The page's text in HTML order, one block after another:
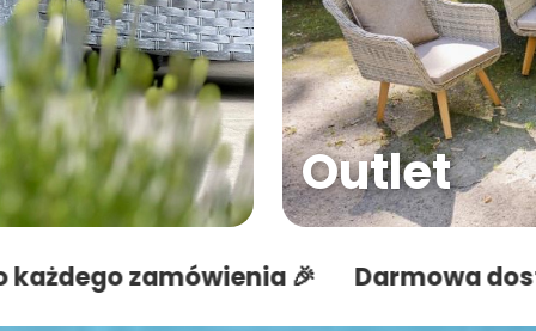
Outlet
🎉 Darmowa dostawa do